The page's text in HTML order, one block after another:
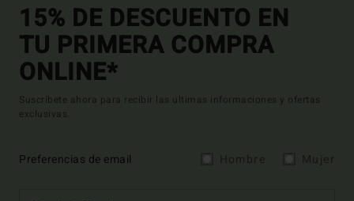
15% DE DESCUENTO EN
TU PRIMERA COMPRA
ONLINE*
Suscríbete ahora para recibir las ultimas informaciones y ofertas
exclusivas.
Preferencias de email